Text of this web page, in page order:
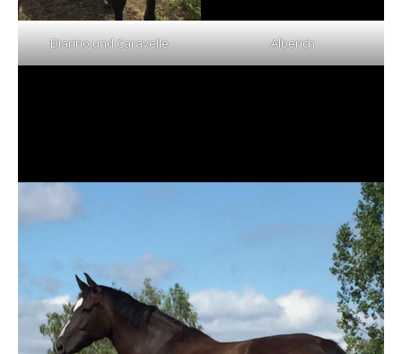
Diarino und Caravelle Alberich